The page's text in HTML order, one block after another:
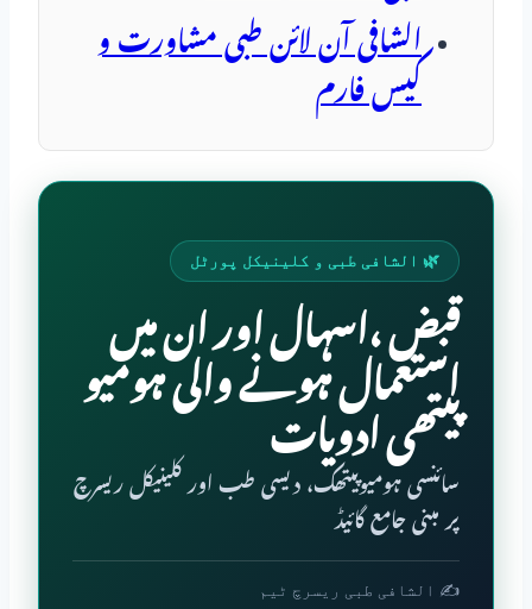
الشافی آن لائن طبی مشاورت و
کیس فارم
🌿 الشافی طبی و کلینیکل پورٹل
قبض ،اسہال اور ان میں
استعمال ہونے والی ہومیو
پیتھی ادویات
سائنسی ہومیوپیتھک، دیسی طب اور کلینیکل ریسرچ
پر مبنی جامع گائیڈ
✍️ الشافی طبی ریسرچ ٹیم